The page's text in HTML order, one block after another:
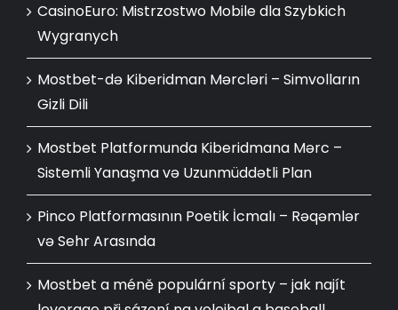
CasinoEuro: Mistrzostwo Mobile dla Szybkich
Wygranych
Mostbet-də Kiberidman Mərcləri – Simvolların
Gizli Dili
Mostbet Platformunda Kiberidmana Mərc –
Sistemli Yanaşma və Uzunmüddətli Plan
Pinco Platformasının Poetik İcmalı – Rəqəmlər
və Sehr Arasında
Mostbet a méně populární sporty – jak najít